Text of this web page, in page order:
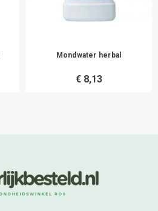
Mondwater herbal
€ 8,13